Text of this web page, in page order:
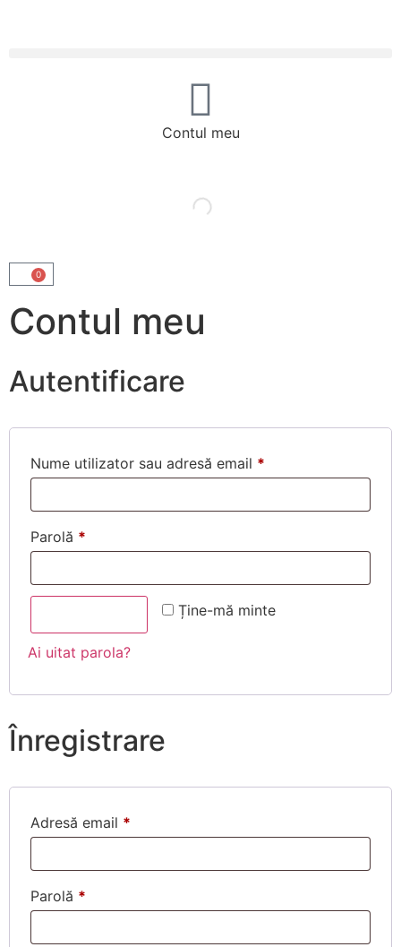
Contul meu
0
Contul meu
Autentificare
Nume utilizator sau adresă email *
Parolă *
Ține-mă minte
Ai uitat parola?
Înregistrare
Adresă email *
Parolă *